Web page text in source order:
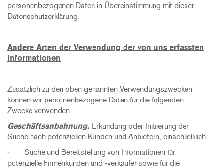
personenbezogenen Daten in Übereinstimmung mit dieser
Datenschutzerklärung.
Andere Arten der Verwendung der von uns erfassten
Informationen
Zusätzlich zu den oben genannten Verwendungszwecken
können wir personenbezogene Daten für die folgenden
Zwecke verwenden:
Geschäftsanbahnung. Erkundung oder Initiierung der
Suche nach potenziellen Kunden und Anbietern, einschließlich:
· Suche und Bereitstellung von Informationen für
potenzielle Firmenkunden und -verkäufer sowie für die